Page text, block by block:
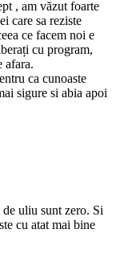
, am văzut foarte
care sa reziste
ce facem noi e
cu program,
afara.
ca cunoaste
sigure si abia apoi
de uliu sunt zero. Si
cu atat mai bine